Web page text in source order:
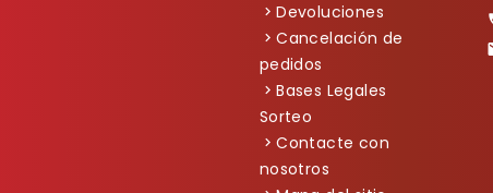
Devoluciones
Cancelación de
pedidos
Bases Legales
Sorteo
Contacte con
nosotros